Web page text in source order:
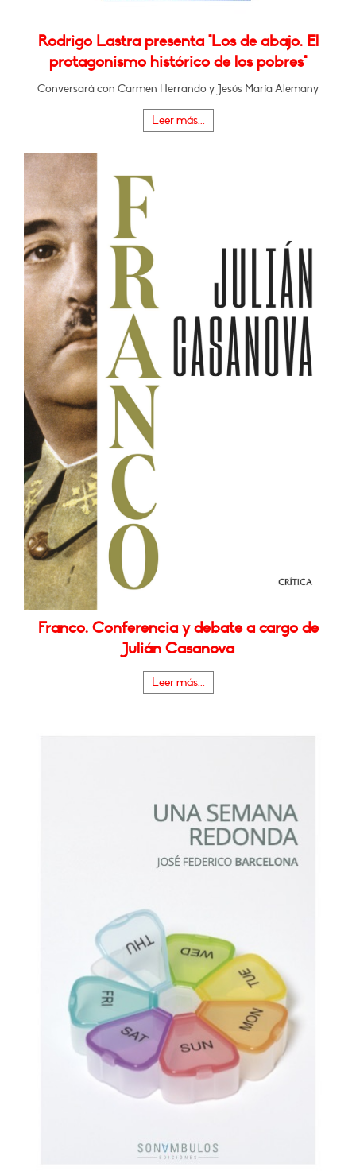
Rodrigo Lastra presenta "Los de abajo. El
protagonismo histórico de los pobres"
Conversará con Carmen Herrando y Jesús María Alemany
Leer más...
Franco. Conferencia y debate a cargo de
Julián Casanova
Leer más...